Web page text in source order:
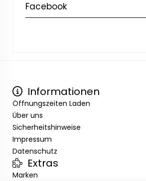
Facebook
Informationen
Öffnungszeiten Laden
Über uns
Sicherheitshinweise
Impressum
Datenschutz
Extras
Marken